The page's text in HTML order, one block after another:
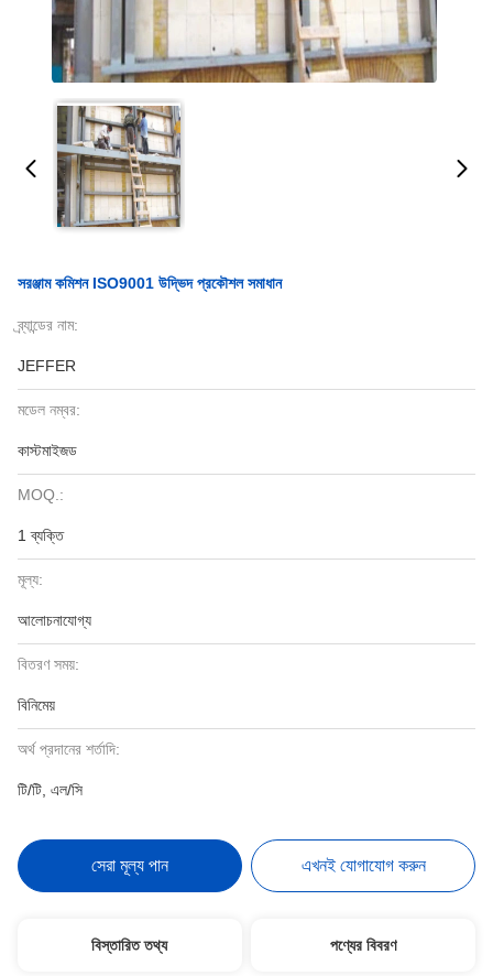
সরঞ্জাম কমিশন ISO9001 উদ্ভিদ প্রকৌশল সমাধান
ব্র্যান্ডের নাম:
JEFFER
মডেল নম্বর:
কাস্টমাইজড
MOQ.:
1 ব্যক্তি
মূল্য:
আলোচনাযোগ্য
বিতরণ সময়:
বিনিমেয়
অর্থ প্রদানের শর্তাদি:
টি/টি, এল/সি
সেরা মূল্য পান এখনই যোগাযোগ করুন
বিস্তারিত তথ্য পণ্যের বিবরণ